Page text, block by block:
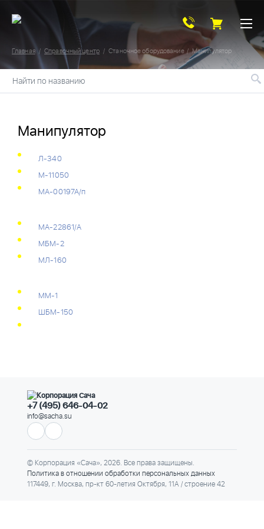
Главная Справочный центр Станочное оборудование Манипулятор
Найти по названию
Манипулятор
Л-340
М-11050
МА-00197А/п
МА-22861/А
МБМ-2
МЛ-160
ММ-1
ШБМ-150
+7 (495) 646-04-02
info@sacha.su
© Корпорация «Сача», 2026. Все права защищены.
Политика в отношении обработки персональных данных
117449, г. Москва, пр-кт 60-летия Октября, 11А / строение 42